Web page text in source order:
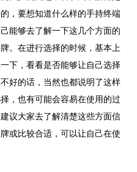
，要想知道什么样的手持终端
能够去了解一下这几个方面的
。在进行选择的时候，基本上
下，看看是否能够让自己选择
好的话，当然也都说明了这样
，也有可能会容易在使用的过
议大家去了解清楚这些方面信
或比较合适，可以让自己在使